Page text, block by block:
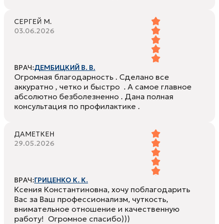
СЕРГЕЙ М.
03.06.2026
ВРАЧ:ДЕМБИЦКИЙ В. В.
Огромная благодарность . Сделано все
аккуратно , четко и быстро . А самое главное
абсолютно безболезненно . Дана полная
консультация по профилактике .
ДАМЕТКЕН
29.05.2026
ВРАЧ:ГРИЦЕНКО К. К.
Ксения Константиновна, хочу поблагодарить
Вас за Ваш профессионализм, чуткость,
внимательное отношение и качественную
работу! Огромное спасибо)))